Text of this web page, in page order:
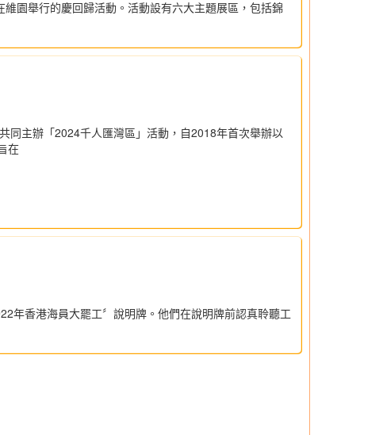
園舉行的慶回歸活動。活動設有六大主題展區，包括錦
同主辦「2024千人匯灣區」活動，自2018年首次舉辦以
在
年香港海員大罷工〞說明牌。他們在說明牌前認真聆聽工